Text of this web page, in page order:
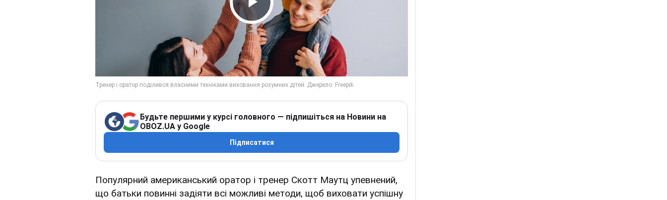
Play Video
Будьте першими у курсі головного — підпишіться на Новини на
OBOZ.UA у Google
Підписатися
Популярний американський оратор і тренер Скотт Маутц упевнений,
що батьки повинні задіяти всі можливі методи, щоб виховати успішну